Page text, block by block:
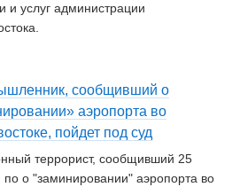
и услуг администрации
сообщивший о
аэропорта во
пойдет под суд
террорист, сообщивший 25
по о "заминировании" аэропорта во